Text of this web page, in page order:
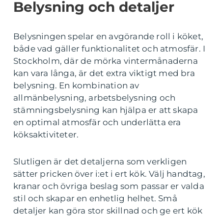
Belysning och detaljer
Belysningen spelar en avgörande roll i köket,
både vad gäller funktionalitet och atmosfär. I
Stockholm, där de mörka vintermånaderna
kan vara långa, är det extra viktigt med bra
belysning. En kombination av
allmänbelysning, arbetsbelysning och
stämningsbelysning kan hjälpa er att skapa
en optimal atmosfär och underlätta era
köksaktiviteter.
Slutligen är det detaljerna som verkligen
sätter pricken över i:et i ert kök. Välj handtag,
kranar och övriga beslag som passar er valda
stil och skapar en enhetlig helhet. Små
detaljer kan göra stor skillnad och ge ert kök